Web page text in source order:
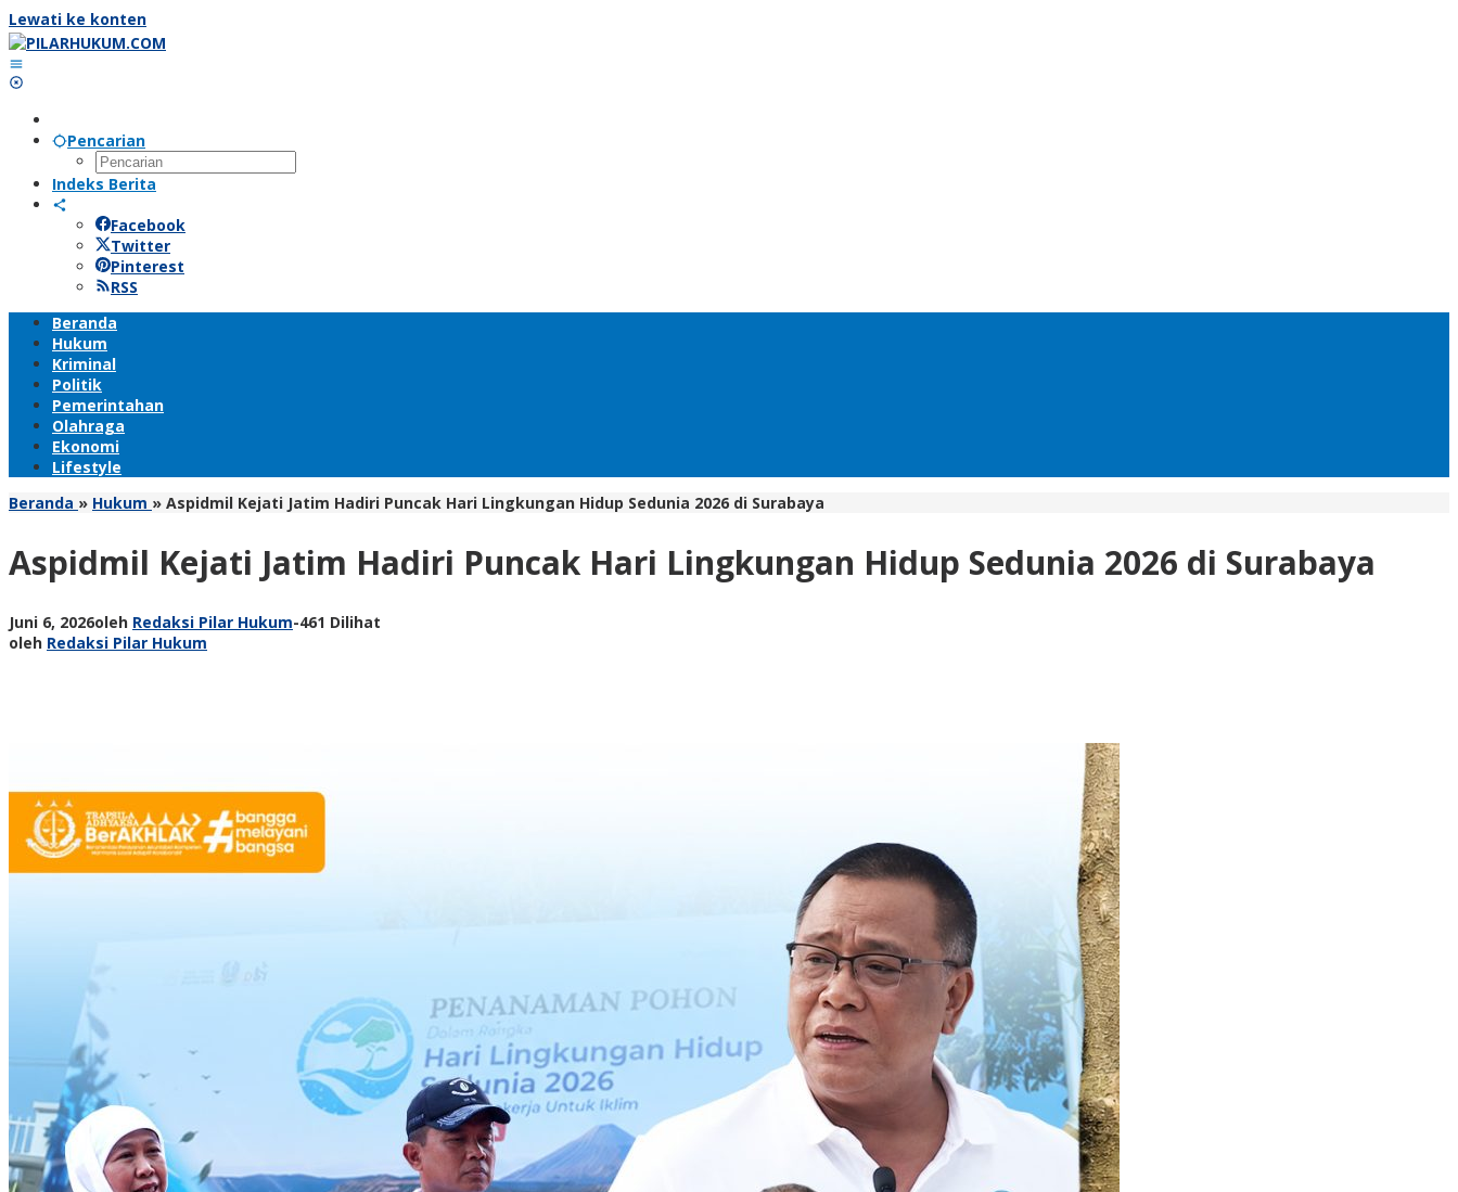
Lewati ke konten
Pencarian
Indeks Berita
Facebook
Twitter
Pinterest
RSS
Beranda
Hukum
Kriminal
Politik
Pemerintahan
Olahraga
Ekonomi
Lifestyle
Beranda » Hukum » Aspidmil Kejati Jatim Hadiri Puncak Hari Lingkungan Hidup Sedunia 2026 di Surabaya
Aspidmil Kejati Jatim Hadiri Puncak Hari Lingkungan Hidup Sedunia 2026 di Surabaya
Juni 6, 2026oleh Redaksi Pilar Hukum-461 Dilihat
oleh Redaksi Pilar Hukum